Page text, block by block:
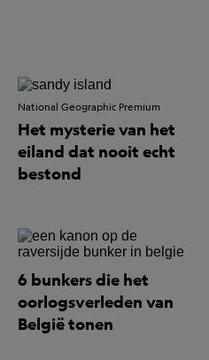
National Geographic Premium
Het mysterie van het
eiland dat nooit echt
bestond
6 bunkers die het
oorlogsverleden van
België tonen